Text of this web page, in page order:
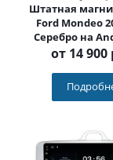
Штатная
Ford Mondeo
Серебро на
FarCar (D/
серебро)
от 14 900